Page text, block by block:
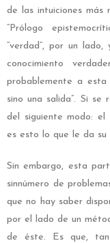
de las intuiciones más
“Prólogo
“verdad”, por un lado,
conocimiento
probablemente a esta
sino una salida”. Si se
del siguiente modo: el
es esto lo que le da su
Sin embargo, esta
sinnúmero de
que no hay saber
por el lado de un
de éste. Es que,